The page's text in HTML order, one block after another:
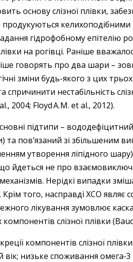
основу слізної плівки,
продукуються
гідрофобному епітелію
на рогівці. Раніше
говорять про два шари –
зміни будь-якого з цих
нестабільність
2004; Floyd A. M. et al., 2012).
підтипи –
пов’язаний зі збільшеним
утворення ліпідного
йдеться не про
Нерідкі випадки
Крім того, насправді ХСО являє
лікування зумовлює
слізної плівки
компонентів слізної
вік; низьке споживання